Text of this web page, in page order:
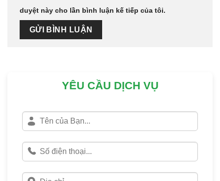
duyệt này cho lần bình luận kế tiếp của tôi.
YÊU CẦU DỊCH VỤ